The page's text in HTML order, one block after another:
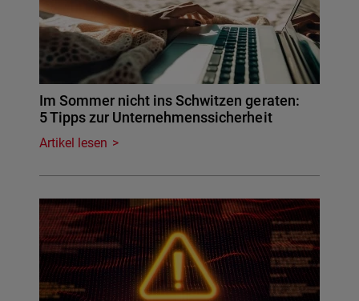
Im Sommer nicht ins Schwitzen geraten:
5 Tipps zur Unternehmenssicherheit
Artikel lesen